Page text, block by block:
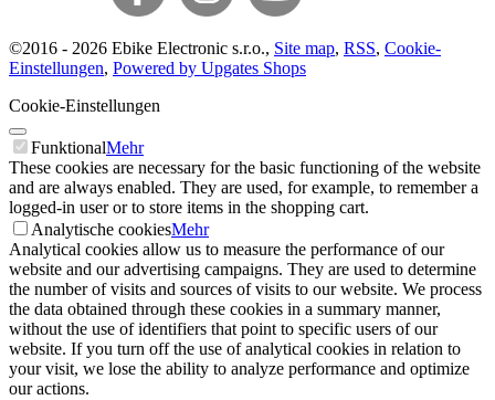
©2016 - 2026 Ebike Electronic s.r.o., Site map, RSS, Cookie-
Einstellungen, Powered by Upgates Shops
Cookie-Einstellungen
FunktionalMehr
These cookies are necessary for the basic functioning of the website
and are always enabled. They are used, for example, to remember a
logged-in user or to store items in the shopping cart.
Analytische cookiesMehr
Analytical cookies allow us to measure the performance of our
website and our advertising campaigns. They are used to determine
the number of visits and sources of visits to our website. We process
the data obtained through these cookies in a summary manner,
without the use of identifiers that point to specific users of our
website. If you turn off the use of analytical cookies in relation to
your visit, we lose the ability to analyze performance and optimize
our actions.